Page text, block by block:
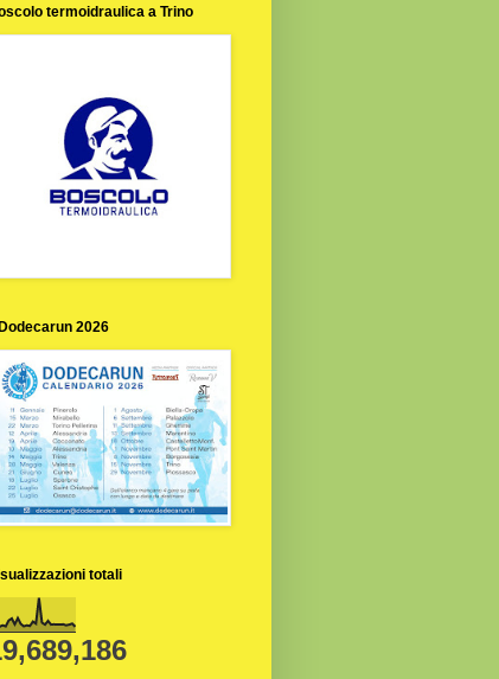
termoidraulica a Trino
2026
totali